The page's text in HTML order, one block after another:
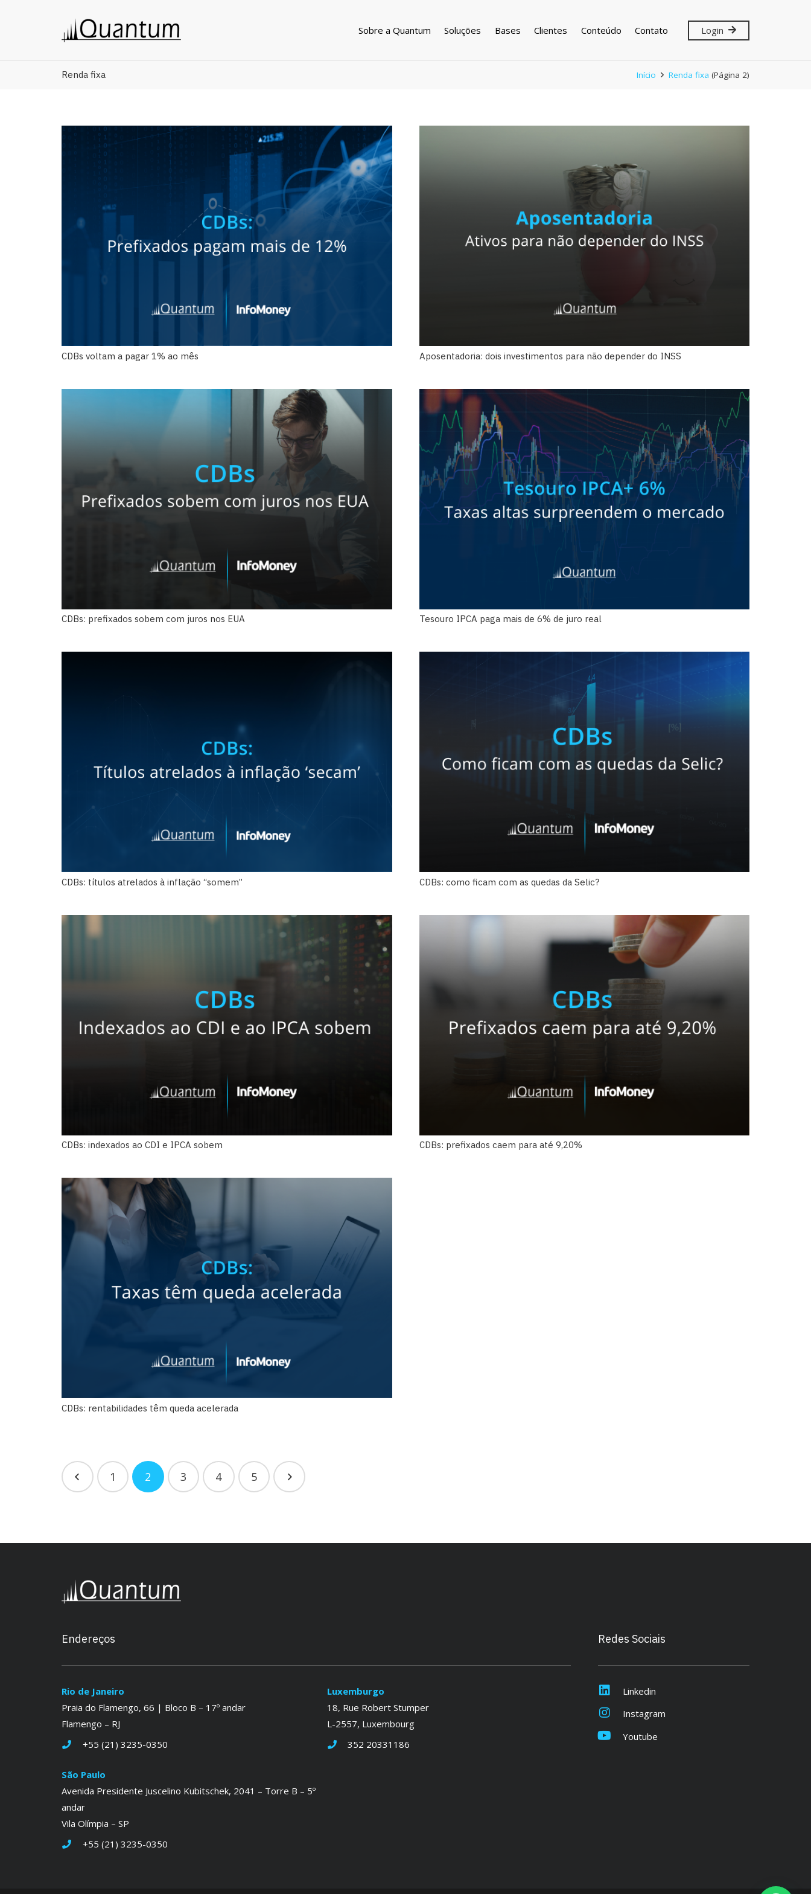
Sobre a Quantum Soluções Bases Clientes Conteúdo Contato Login
Renda fixa Início Renda fixa (Página 2)
CDBs voltam a pagar 1% ao mês Aposentadoria: dois investimentos para não depender do INSS
CDBs: prefixados sobem com juros nos EUA Tesouro IPCA paga mais de 6% de juro real
CDBs: títulos atrelados à inflação “somem” CDBs: como ficam com as quedas da Selic?
CDBs: indexados ao CDI e IPCA sobem CDBs: prefixados caem para até 9,20%
CDBs: rentabilidades têm queda acelerada
1 2 3 4 5
Endereços
Rio de Janeiro
Praia do Flamengo, 66 | Bloco B – 17º andar
Flamengo – RJ
+55 (21) 3235-0350
Luxemburgo
18, Rue Robert Stumper
L-2557, Luxembourg
352 20331186
São Paulo
Avenida Presidente Juscelino Kubitschek, 2041 – Torre B – 5º
andar
Vila Olímpia – SP
+55 (21) 3235-0350
Redes Sociais
Linkedin
Instagram
Youtube